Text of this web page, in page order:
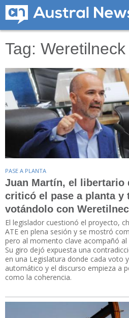
Tag: Weretilneck
PASE A PLANTA
Juan Martín, el libertario
criticó el pase a planta y
votándolo con
El legislador cuestionó el proyecto,
ATE en plena sesión y se mostró
pero al momento clave acompañó al
Su giro dejó expuesta una
en una Legislatura donde cada voto
automático y el discurso empieza a
como la coherencia.